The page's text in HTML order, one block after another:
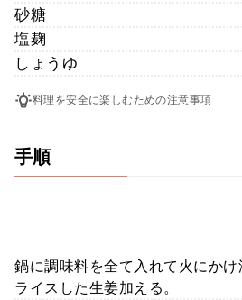
砂糖
塩麹
しょうゆ
料理を安全に楽しむための注意事項
手順
鍋に調味料を全て入れて火にか
ライスした生姜加える。